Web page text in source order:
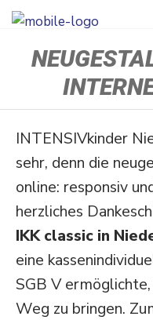
INTENSIVkinder
sehr, denn die
online: responsiv
herzliches
IKK classic in
eine
SGB V
Weg zu bringen.